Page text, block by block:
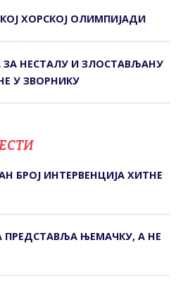
ХОРСКОЈ ОЛИМПИЈАДИ
ЗА НЕСТАЛУ И ЗЛОСТАВЉАНУ
У ЗВОРНИКУ
БРОЈ ИНТЕРВЕНЦИЈА ХИТНЕ
ПРЕДСТАВЉА ЊЕМАЧКУ, А НЕ